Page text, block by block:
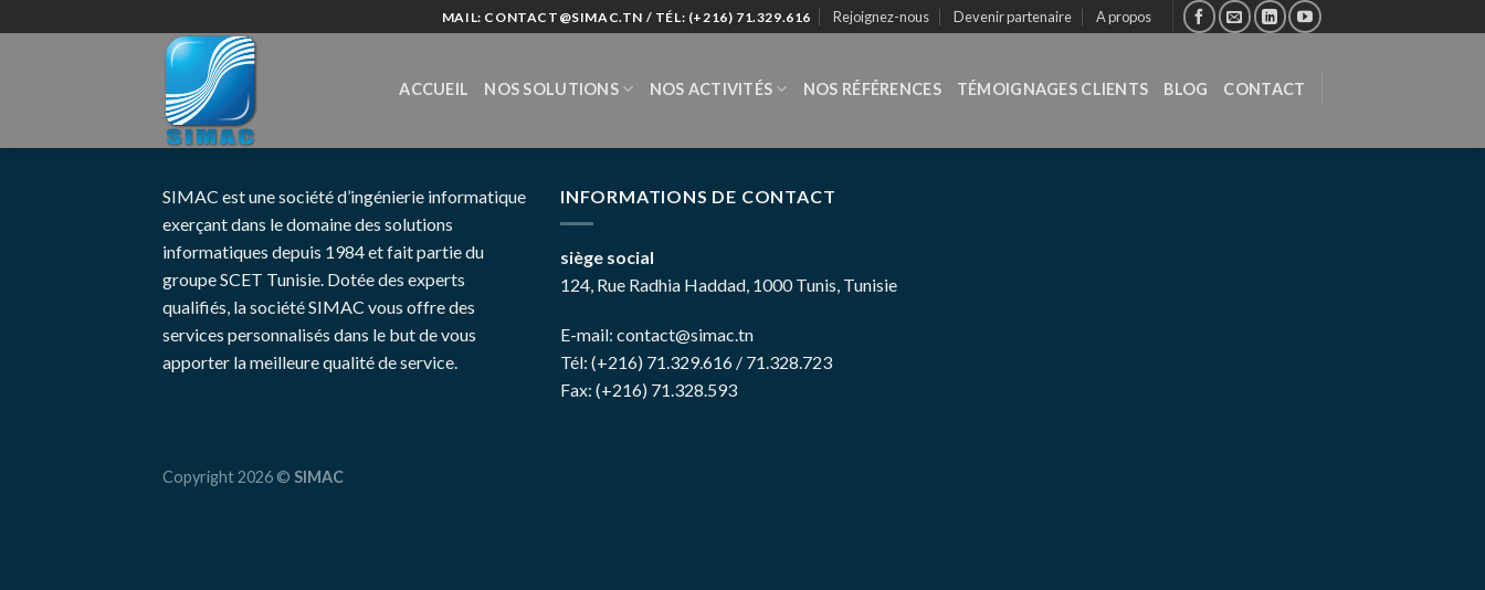
to
MAIL: CONTACT@SIMAC.TN / TÉL: (+216) 71.329.616 Rejoignez-nous Devenir partenaire A propos
ACCUEIL NOS SOLUTIONS NOS ACTIVITÉS NOS RÉFÉRENCES TÉMOIGNAGES CLIENTS BLOG CONTACT
SIMAC est une société d’ingénierie informatique
exerçant dans le domaine des solutions
informatiques depuis 1984 et fait partie du
groupe SCET Tunisie. Dotée des experts
qualifiés, la société SIMAC vous offre des
services personnalisés dans le but de vous
apporter la meilleure qualité de service.
INFORMATIONS DE CONTACT
siège social
124, Rue Radhia Haddad, 1000 Tunis, Tunisie
E-mail: contact@simac.tn
Tél: (+216) 71.329.616 / 71.328.723
Fax: (+216) 71.328.593
Copyright 2026 © SIMAC